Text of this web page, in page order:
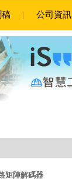
稿 公司資訊
矩陣解碼器